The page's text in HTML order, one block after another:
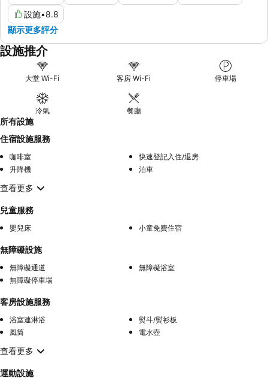
設施•8.8
顯示更多評分
設施推介
大堂 Wi-Fi 客房 Wi-Fi 停車場
冷氣 餐廳
所有設施
住宿設施服務
咖啡室
快速登記入住/退房
升降機
泊車
查看更多
兒童服務
嬰兒床 小童免費住宿
無障礙設施
無障礙通道
無障礙浴室
無障礙停車場
客房設施服務
浴室連淋浴
熨斗/熨衫板
風筒
電水壺
查看更多
運動設施